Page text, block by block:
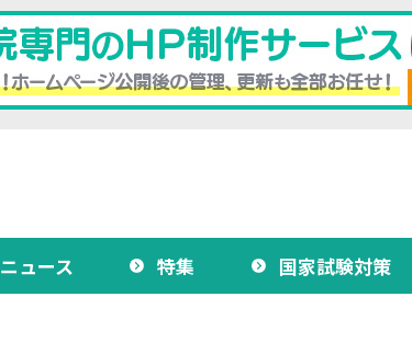
ニュース 特集 国家試験対策